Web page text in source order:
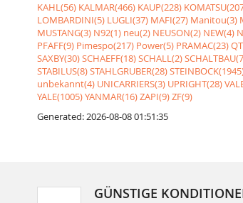
KAHL(56) KALMAR(466) KAUP(228)
LOMBARDINI(5) LUGLI(37) MAFI(27) Manitou(3)
MUSTANG(3) N92(1) neu(2) NEUSON(2) NEW(4)
PFAFF(9) Pimespo(217) Power(5) PRAMAC(23)
SAXBY(30)SCHAEFF(18)SCHALL(2)
STABILUS(8)STAHLGRUBER(28)
unbekannt(4) UNICARRIERS(3) UPRIGHT(28)
YALE(1005)YANMAR(16)ZAPI(9)ZF(9)
Generated: 2026-08-08 01:51:35
GÜNSTIGE